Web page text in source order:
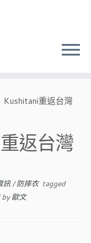
Kushitani重返台灣
重返台灣
訊/防摔衣 tagged
by歐文